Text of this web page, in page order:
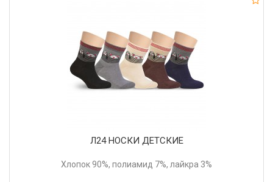
Л24 НОСКИ ДЕТСКИЕ
Хлопок 90%, полиамид 7%, лайкра 3%